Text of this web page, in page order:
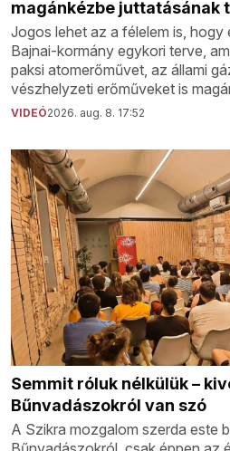
magánkézbe juttatásának
Jogos lehet az a félelem is, hogy
Bajnai-kormány egykori terve,
paksi atomerőművet, az állami
vészhelyzeti erőműveket is
VIDEÓ2026. aug. 8. 17:52
Semmit róluk nélkülük –
Bűnvadászokról van szó
A Szikra mozgalom szerda este